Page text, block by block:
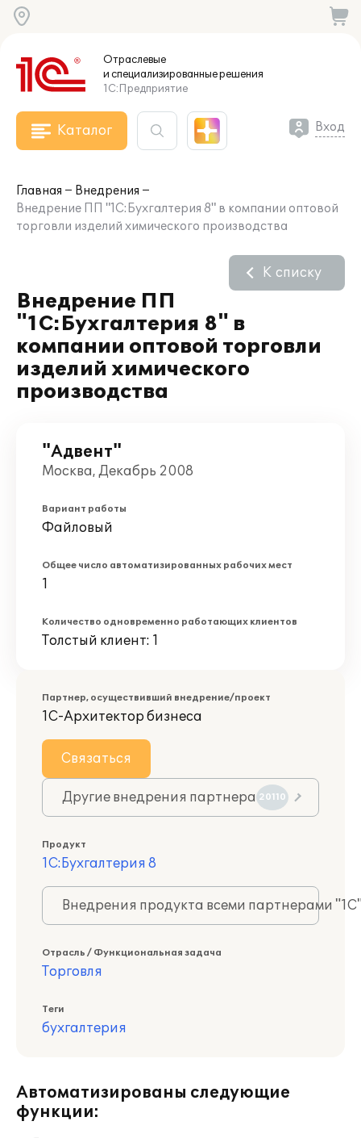
Отраслевые
и специализированныерешения
1С:Предприятие
Каталог Вход
Главная
Внедрения
Внедрение ПП "1С:Бухгалтерия 8" в компании оптовой
торговли изделий химического производства
Внедрение ПП
"1С:Бухгалтерия 8" в
компании оптовой торговли
изделий химического
производства
К списку
"Адвент"
Москва, Декабрь 2008
Вариант работы
Файловый
Общее число автоматизированных рабочих мест
1
Количество одновременно работающих клиентов
Толстый клиент: 1
Партнер, осуществивший внедрение/проект
1С-Архитектор бизнеса
Связаться
Другие внедрения партнера 20110
Продукт
1С:Бухгалтерия 8
Внедрения продукта всеми партнерами
Отрасль / Функциональная задача
Торговля
Теги
бухгалтерия
Автоматизированы следующие
функции: